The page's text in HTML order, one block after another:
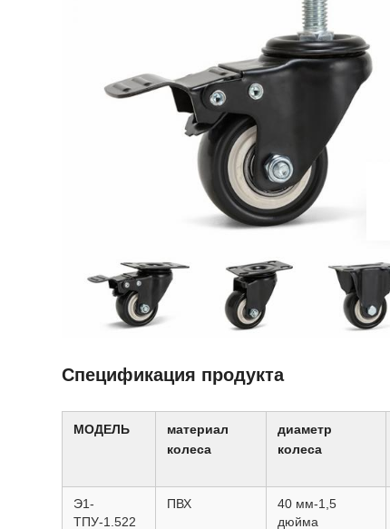
Спецификация продукта
МОДЕЛЬ
материал
колеса
диаметр
колеса
Э1-
ТПУ-1.522
ПВХ
40 мм-1,5
дюйма